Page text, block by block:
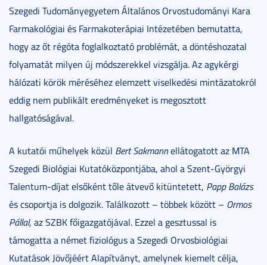
Szegedi Tudományegyetem Általános Orvostudományi Kara
Farmakológiai és Farmakoterápiai Intézetében bemutatta,
hogy az őt régóta foglalkoztató problémát, a döntéshozatal
folyamatát milyen új módszerekkel vizsgálja. Az agykérgi
hálózati körök méréséhez elemzett viselkedési mintázatokról
eddig nem publikált eredményeket is megosztott
hallgatóságával.
A kutatói műhelyek közül Bert Sakmannellátogatott az MTA
Szegedi Biológiai Kutatóközpontjába, ahol a Szent-Györgyi
Talentum-díjat elsőként tőle átvevő kitüntetett, Papp Balázs
és csoportja is dolgozik. Találkozott – többek között – Ormos
Pállal, az SZBK főigazgatójával. Ezzel a gesztussal is
támogatta a német fiziológus a Szegedi Orvosbiológiai
Kutatások Jövőjéért Alapítványt, amelynek kiemelt célja,